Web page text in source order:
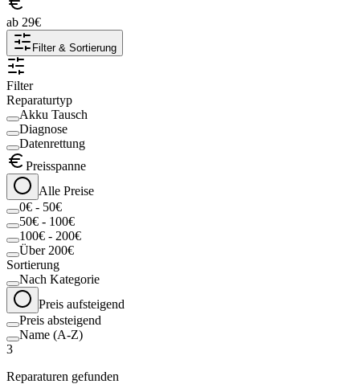
ab 29€
Filter & Sortierung
Filter
Reparaturtyp
Akku Tausch
Diagnose
Datenrettung
Preisspanne
Alle Preise
0€ - 50€
50€ - 100€
100€ - 200€
Über 200€
Sortierung
Nach Kategorie
Preis aufsteigend
Preis absteigend
Name (A-Z)
3
Reparaturen gefunden